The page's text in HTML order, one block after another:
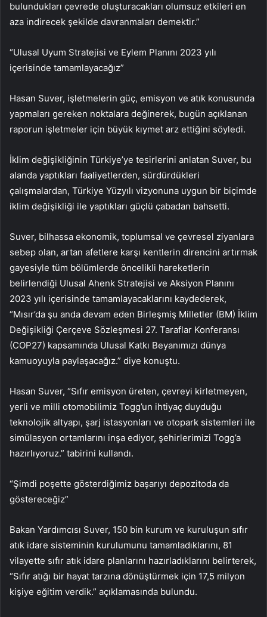
bulundukları çevrede oluşturacakları olumsuz etkileri en
aza indirecek şekilde davranmaları demektir.”
“Ulusal Uyum Stratejisi ve Eylem Planını 2023 yılı
içerisinde tamamlayacağız”
Hasan Suver, işletmelerin güç, emisyon ve atık konusunda
yapmaları gereken noktalara değinerek, bugün açıklanan
raporun işletmeler için büyük kıymet arz ettiğini söyledi.
İklim değişikliğinin Türkiye’ye tesirlerini anlatan Suver, bu
alanda yaptıkları faaliyetlerden, sürdürdükleri
çalışmalardan, Türkiye Yüzyılı vizyonuna uygun bir biçimde
iklim değişikliği ile yaptıkları güçlü çabadan bahsetti.
Suver, bilhassa ekonomik, toplumsal ve çevresel ziyanlara
sebep olan, artan afetlere karşı kentlerin direncini artırmak
gayesiyle tüm bölümlerde öncelikli hareketlerin
belirlendiği Ulusal Ahenk Stratejisi ve Aksiyon Planını
2023 yılı içerisinde tamamlayacaklarını kaydederek,
“Mısır’da şu anda devam eden Birleşmiş Milletler (BM) İklim
Değişikliği Çerçeve Sözleşmesi 27. Taraflar Konferansı
(COP27) kapsamında Ulusal Katkı Beyanımızı dünya
kamuoyuyla paylaşacağız.” diye konuştu.
Hasan Suver, “Sıfır emisyon üreten, çevreyi kirletmeyen,
yerli ve milli otomobilimiz Togg’un ihtiyaç duyduğu
teknolojik altyapı, şarj istasyonları ve otopark sistemleri ile
simülasyon ortamlarını inşa ediyor, şehirlerimizi Togg’a
hazırlıyoruz.” tabirini kullandı.
“Şimdi poşette gösterdiğimiz başarıyı depozitoda da
göstereceğiz”
Bakan Yardımcısı Suver, 150 bin kurum ve kuruluşun sıfır
atık idare sisteminin kurulumunu tamamladıklarını, 81
vilayette sıfır atık idare planlarını hazırladıklarını belirterek,
“Sıfır atığı bir hayat tarzına dönüştürmek için 17,5 milyon
kişiye eğitim verdik.” açıklamasında bulundu.